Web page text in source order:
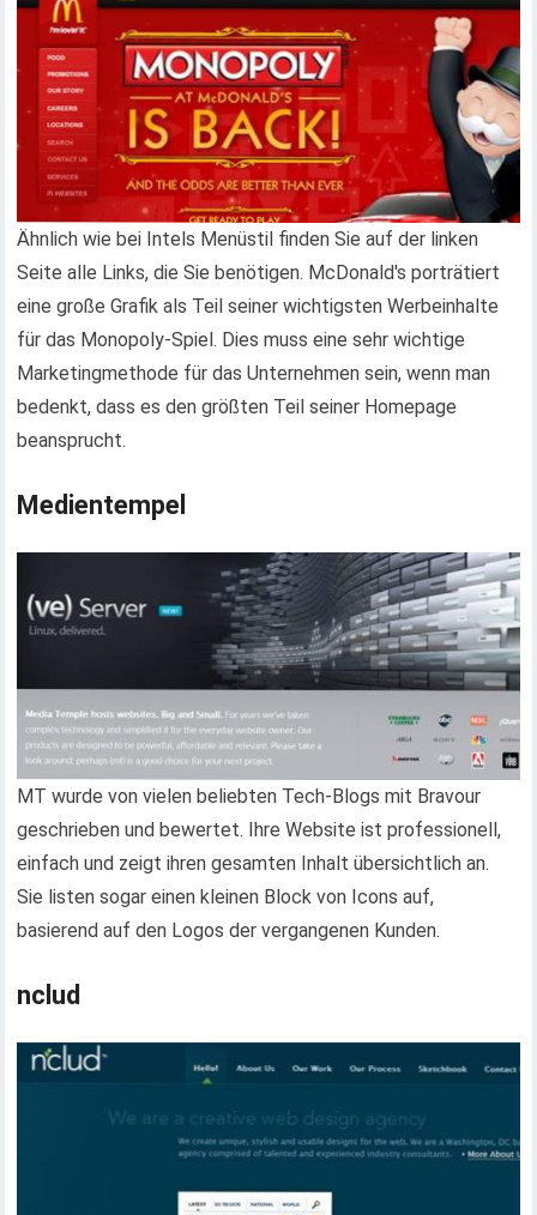
Ähnlich wie bei Intels Menüstil finden Sie auf der linken
Seite alle Links, die Sie benötigen. McDonald's porträtiert
eine große Grafik als Teil seiner wichtigsten Werbeinhalte
für das Monopoly-Spiel. Dies muss eine sehr wichtige
Marketingmethode für das Unternehmen sein, wenn man
bedenkt, dass es den größten Teil seiner Homepage
beansprucht.
Medientempel
MT wurde von vielen beliebten Tech-Blogs mit Bravour
geschrieben und bewertet. Ihre Website ist professionell,
einfach und zeigt ihren gesamten Inhalt übersichtlich an.
Sie listen sogar einen kleinen Block von Icons auf,
basierend auf den Logos der vergangenen Kunden.
nclud